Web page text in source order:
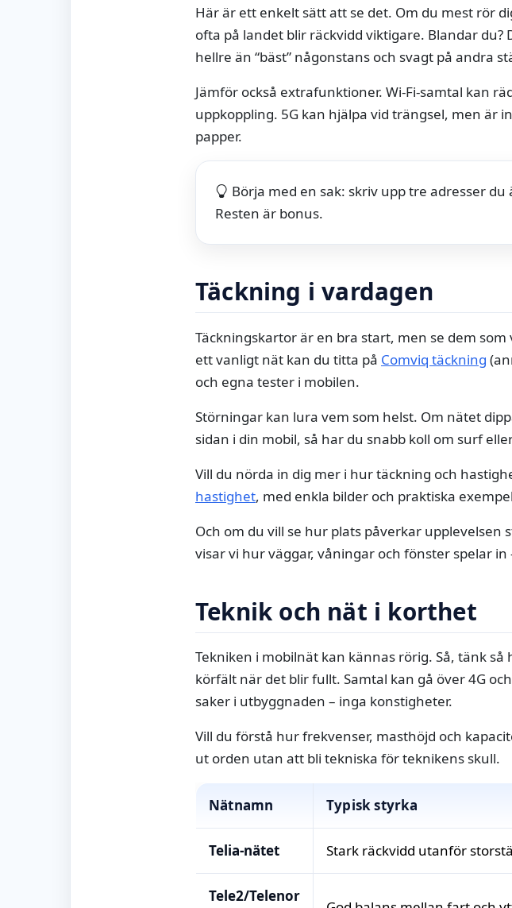
Här är ett enkelt sätt att se det. Om du mest rör
ofta på landet blir räckvidd viktigare. Blandar
hellre än “bäst” någonstans och svagt på andra
Jämför också extrafunktioner. Wi‑Fi‑samtal kan
uppkoppling. 5G kan hjälpa vid trängsel, men är
papper.
Börja med en sak: skriv upp tre adresser
Resten är bonus.
Täckning i vardagen
Täckningskartor är en bra start, men se dem
ett vanligt nät kan du titta på Comviq täckning
och egna tester i mobilen.
Störningar kan lura vem som helst. Om nätet
sidan i din mobil, så har du snabb koll om surf
Vill du nörda in dig mer i hur täckning och
hastighet, med enkla bilder och praktiska
Och om du vill se hur plats påverkar upplevelsen
visar vi hur väggar, våningar och fönster spelar
Teknik och nät i korthet
Tekniken i mobilnät kan kännas rörig. Så, tänk
körfält när det blir fullt. Samtal kan gå över 4G
saker i utbyggnaden – inga konstigheter.
Vill du förstå hur frekvenser, masthöjd och
ut orden utan att bli tekniska för teknikens skull.
Nätnamn Typisk styrka
Telia‑nätet Stark räckvidd utanför
Tele2/Telenor